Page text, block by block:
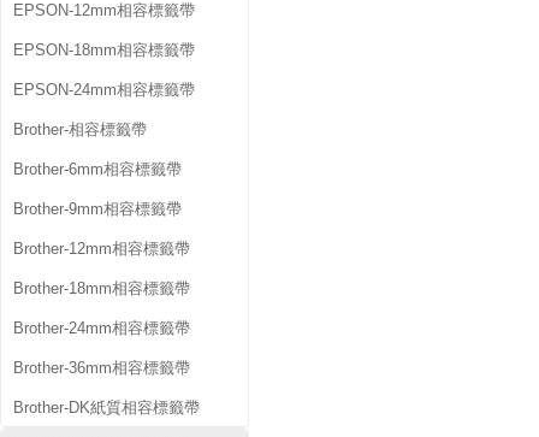
EPSON-12mm相容標籤帶
EPSON-18mm相容標籤帶
EPSON-24mm相容標籤帶
Brother-相容標籤帶
Brother-6mm相容標籤帶
Brother-9mm相容標籤帶
Brother-12mm相容標籤帶
Brother-18mm相容標籤帶
Brother-24mm相容標籤帶
Brother-36mm相容標籤帶
Brother-DK紙質相容標籤帶